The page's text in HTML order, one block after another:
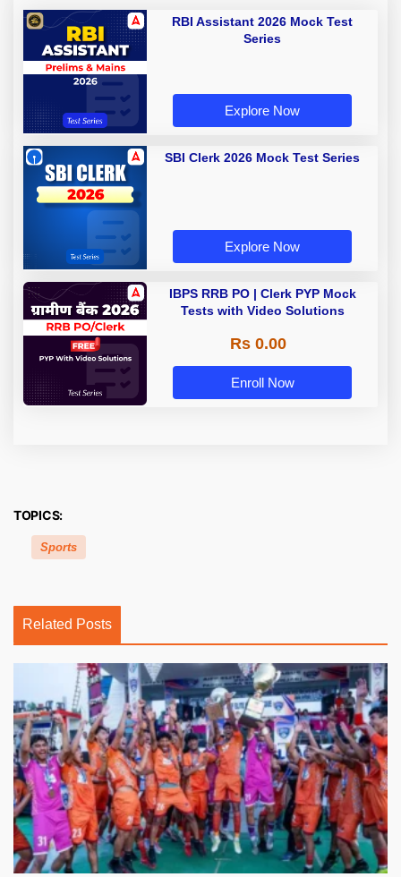
RBI Assistant 2026 Mock Test
Series
Explore Now
SBI Clerk 2026 Mock Test Series
Explore Now
IBPS RRB PO | Clerk PYP Mock
Tests with Video Solutions
Rs 0.00
Enroll Now
TOPICS:
Sports
Related Posts